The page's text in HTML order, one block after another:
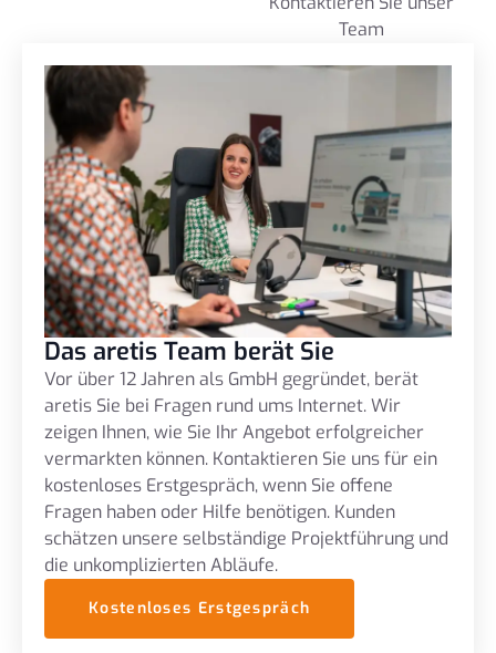
Team
Das aretis Team berät Sie
Vor über 12 Jahren als GmbH gegründet, berät
aretis Sie bei Fragen rund ums Internet. Wir
zeigen Ihnen, wie Sie Ihr Angebot erfolgreicher
vermarkten können. Kontaktieren Sie uns für ein
kostenloses Erstgespräch, wenn Sie offene
Fragen haben oder Hilfe benötigen. Kunden
schätzen unsere selbständige Projektführung und
die unkomplizierten Abläufe.
Kostenloses Erstgespräch